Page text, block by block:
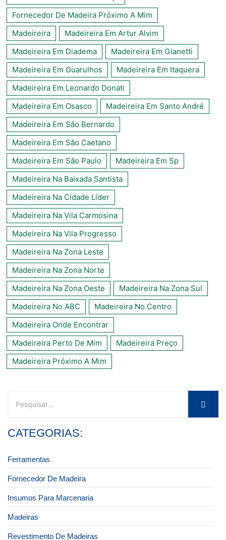
Fornecedor De Madeira Próximo A Mim
Madeireira
Madeireira Em Artur Alvim
Madeireira Em Diadema
Madeireira Em Gianetti
Madeireira Em Guarulhos
Madeireira Em Itaquera
Madeireira Em Leonardo Donati
Madeireira Em Osasco
Madeireira Em Santo André
Madeireira Em São Bernardo
Madeireira Em São Caetano
Madeireira Em São Paulo
Madeireira Em Sp
Madeireira Na Baixada Santista
Madeireira Na Cidade Líder
Madeireira Na Vila Carmosina
Madeireira Na Vila Progresso
Madeireira Na Zona Leste
Madeireira Na Zona Norte
Madeireira Na Zona Oeste
Madeireira Na Zona Sul
Madeireira No ABC
Madeireira No Centro
Madeireira Onde Encontrar
Madeireira Perto De Mim
Madeireira Preço
Madeireira Próximo A Mim
CATEGORIAS:
Ferramentas
Fornecedor De Madeira
Insumos Para Marcenaria
Madeiras
Revestimento De Madeiras